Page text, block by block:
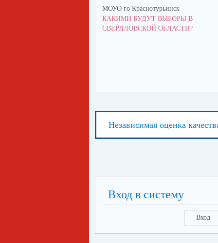
МОУО го Краснотурьинск
КАКИМИ БУДУТ ВЫБОРЫ В
СВЕРДЛОВСКОЙ ОБЛАСТИ?
Независимая оценка
Вход в систему
Вход